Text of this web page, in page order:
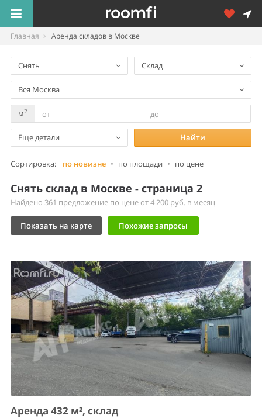
Главная Аренда складов в Москве
Снять Склад
Вся Москва
м2
Еще детали Найти
Сортировка: по новизне • по площади • по цене
Снять склад в Москве - страница 2
Найдено 361 предложение по цене от 4 200 руб. в месяц
Показать на карте Похожие запросы
Аренда 432 м², склад